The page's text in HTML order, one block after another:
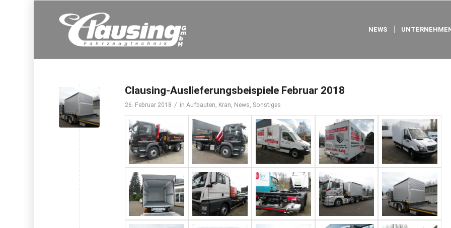
NEWS
Clausing-Auslieferungsbeispiele Februar 2018
26. Februar 2018 / inAufbauten, Kran, News, Sonstiges